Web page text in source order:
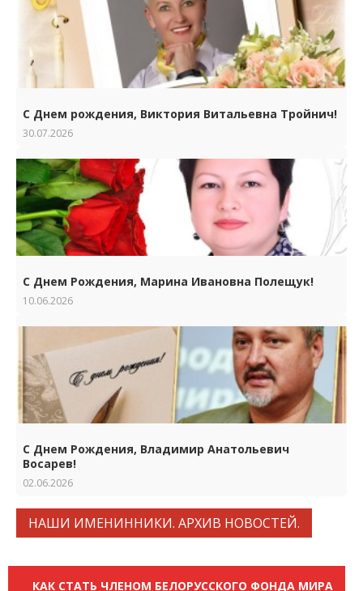
С Днем рождения, Виктория Витальевна Тройнич!
30.07.2026
С Днем Рождения, Марина Ивановна Полещук!
10.06.2026
С Днем Рождения, Владимир Анатольевич
Восарев!
02.06.2026
НАШИ ИМЕНИННИКИ. АРХИВ НОВОСТЕЙ.
КАК СТАТЬ ЧЛЕНОМ БЕЛОРУССКОГО ФОНДА МИРА